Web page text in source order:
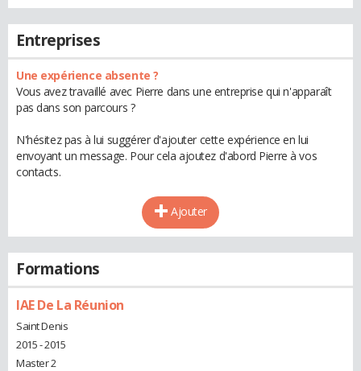
Entreprises
Une expérience absente ?
Vous avez travaillé avec Pierre dans une entreprise qui n'apparaît
pas dans son parcours ?
N'hésitez pas à lui suggérer d'ajouter cette expérience en lui
envoyant un message. Pour cela ajoutez d'abord Pierre à vos
contacts.
Ajouter
Formations
IAE De La Réunion
Saint Denis
2015 - 2015
Master 2